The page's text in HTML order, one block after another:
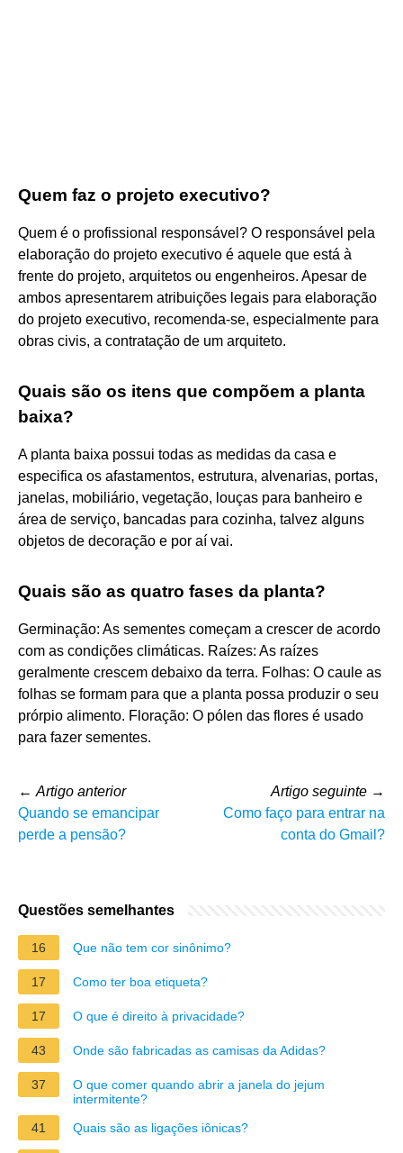
Quem faz o projeto executivo?
Quem é o profissional responsável? O responsável pela
elaboração do projeto executivo é aquele que está à
frente do projeto, arquitetos ou engenheiros. Apesar de
ambos apresentarem atribuições legais para elaboração
do projeto executivo, recomenda-se, especialmente para
obras civis, a contratação de um arquiteto.
Quais são os itens que compõem a planta
baixa?
A planta baixa possui todas as medidas da casa e
especifica os afastamentos, estrutura, alvenarias, portas,
janelas, mobiliário, vegetação, louças para banheiro e
área de serviço, bancadas para cozinha, talvez alguns
objetos de decoração e por aí vai.
Quais são as quatro fases da planta?
Germinação: As sementes começam a crescer de acordo
com as condições climáticas. Raízes: As raízes
geralmente crescem debaixo da terra. Folhas: O caule as
folhas se formam para que a planta possa produzir o seu
prórpio alimento. Floração: O pólen das flores é usado
para fazer sementes.
← Artigo anterior
Quando se emancipar
perde a pensão?
Artigo seguinte →
Como faço para entrar na
conta do Gmail?
Questões semelhantes
16 Que não tem cor sinônimo?
17 Como ter boa etiqueta?
17 O que é direito à privacidade?
43 Onde são fabricadas as camisas da Adidas?
37
O que comer quando abrir a janela do jejum
intermitente?
41
Quais são as ligações iônicas?